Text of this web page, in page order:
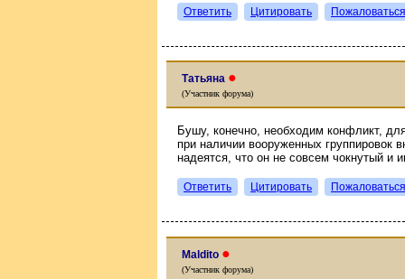
Ответить Цитировать Пожаловаться
Татьяна ●
(Участник форума)
Бушу, конечно, необходим конфликт,
при наличии вооруженных группировок
надеятся, что он не совсем чокнутый и
Ответить Цитировать Пожаловаться
Maldito ●
(Участник форума)